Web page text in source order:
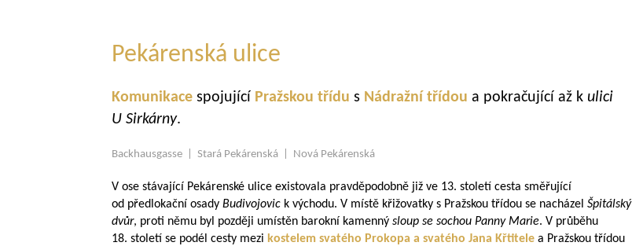
Pekárenská ulice
Komunikace spojující Pražskou třídu s Nádražní třídou a pokračující až k ulici
U Sirkárny.
Backhausgasse | Stará Pekárenská | Nová Pekárenská
V ose stávající Pekárenské ulice existovala pravděpodobně již ve 13. století cesta směřující
od předlokační osady Budivojovic k východu. V místě křižovatky s Pražskou třídou se nacházel Špitálský
dvůr, proti němu byl později umístěn barokní kamenný sloup se sochou Panny Marie. V průběhu
18. století se podél cesty mezi kostelem svatého Prokopa a svatého Jana Křtitele a Pražskou třídou